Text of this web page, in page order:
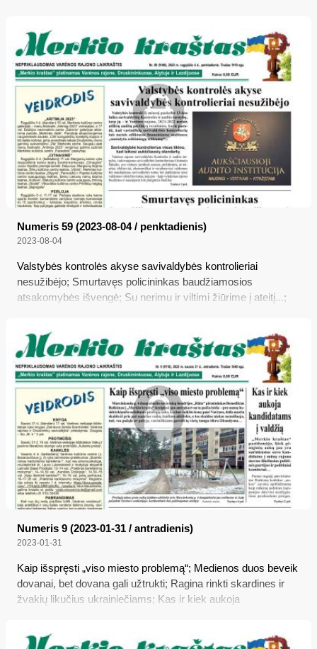
Numeris 59 (2023-08-04 / penktadienis)
2023-08-04
Valstybės kontrolės akyse savivaldybės kontrolieriai
nesužibėjo; Smurtavęs policininkas baudžiamosios
atsakomybės išvengė; Su nerimu ir viltimi žiūrime į ateitį...;
Numeris 9 (2023-01-31 / antradienis)
2023-01-31
Kaip išspręsti „viso miesto problemą“; Medienos duos beveik
dovanai, bet dovana gali užtrukti; Ragina rinkti skardines ir
žvakių likučius ukrainiečiams; Kas ir kiek aukoja